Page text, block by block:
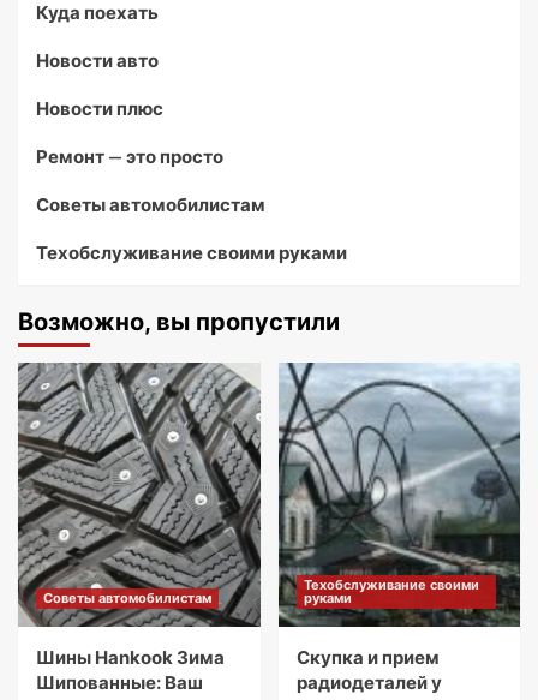
Куда поехать
Новости авто
Новости плюс
Ремонт — это просто
Советы автомобилистам
Техобслуживание своими руками
Возможно, вы пропустили
Советы автомобилистам
Шины Hankook Зима
Шипованные: Ваш
Техобслуживание своими
руками
Скупка и прием
радиодеталей у